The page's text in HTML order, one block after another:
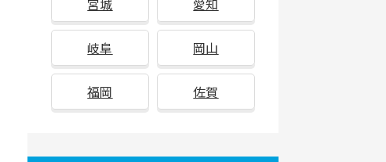
宮城 愛知
岐阜 岡山
福岡 佐賀